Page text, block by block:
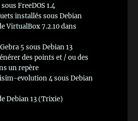
FreeDOS 1.4
installés sous Debian
VirtualBox 7.2.10 dans
5 sous Debian 13
des points et / ou des
un repère
evolution 4 sous Debian
Debian 13 (Trixie)